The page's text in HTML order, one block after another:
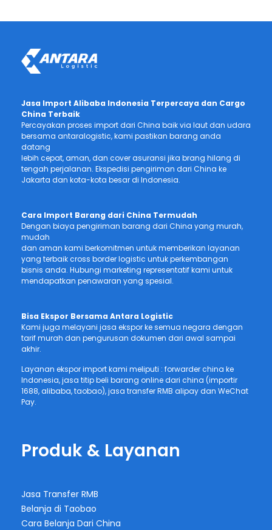
Jasa Import Alibaba Indonesia Terpercaya dan Cargo
China Terbaik
Percayakan proses import dari China baik via laut dan udara
bersama antaralogistic, kami pastikan barang anda
datang
lebih cepat, aman, dan cover asuransi jika brang hilang di
tengah perjalanan. Ekspedisi pengiriman dari China ke
Jakarta dan kota-kota besar di Indonesia.
Cara Import Barang dari China Termudah
Dengan biaya pengiriman barang dari China yang murah,
mudah
dan aman kami berkomitmen untuk memberikan layanan
yang terbaik cross border logistic untuk perkembangan
bisnis anda. Hubungi marketing representatif kami untuk
mendapatkan penawaran yang spesial.
Bisa Ekspor Bersama Antara Logistic
Kami juga melayani jasa ekspor ke semua negara dengan
tarif murah dan pengurusan dokumen dari awal sampai
akhir.
Layanan ekspor import kami meliputi : forwarder china ke
Indonesia, jasa titip beli barang online dari china (importir
1688, alibaba, taobao), jasa transfer RMB alipay dan WeChat
Pay.
Produk & Layanan
Jasa Transfer RMB
Belanja di Taobao
Cara Belanja Dari China